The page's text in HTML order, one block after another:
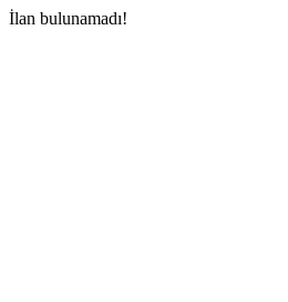
İlan bulunamadı!